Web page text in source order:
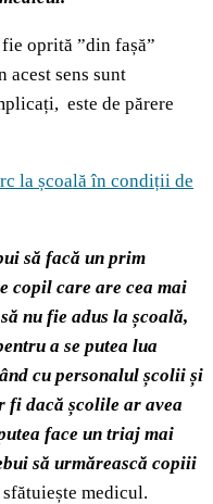
oprită ”din fașă”
acest sens sunt
este de părere
la școală în condiții de
să facă un prim
copil care are cea mai
nu fie adus la școală,
a se putea lua
cu personalul școlii și
fi dacă școlile ar avea
face un triaj mai
să urmărească copiii
sfătuiește medicul.